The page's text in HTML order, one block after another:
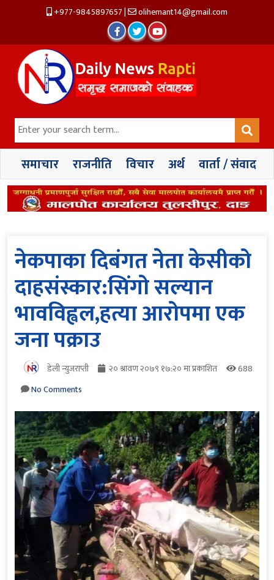
+977-9845897657| olihemant14@gmail.com
समाचार राजनीति विचार अर्थ वार्ता / संवाद
नेकपाका दिबंगत नेता केसीको
दाहसंस्कार:सिंगो सल्यान
भावविह्वल,हत्या आरोपमा एक
जना पक्राउ
डेली न्युजराप्ती २० श्रावण २०७९ १७:२० मा प्रकाशित
688
No Comments